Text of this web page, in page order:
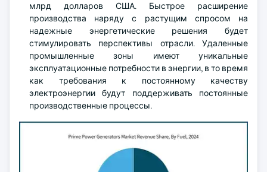
млрд долларов США. Быстрое расширение
производства наряду с растущим спросом на
надежные энергетические решения будет
стимулировать перспективы отрасли. Удаленные
промышленные зоны имеют уникальные
эксплуатационные потребности в энергии, в то время
как требования к постоянному качеству
электроэнергии будут поддерживать постоянные
производственные процессы.